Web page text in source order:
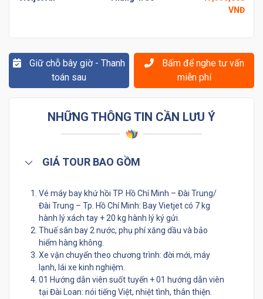
VNĐ
Giữ chỗ bây giờ - Thanh
toán sau
Bấm để nghe tư vấn
miễn phí
NHỮNG THÔNG TIN CẦN LƯU Ý
GIÁ TOUR BAO GỒM
Vé máy bay khứ hồi TP. Hồ Chí Minh – Đài Trung/
Đài Trung – Tp. Hồ Chí Minh: Bay Vietjet có 7 kg
hành lý xách tay + 20 kg hành lý ký gửi.
Thuế sân bay 2 nước, phụ phí xăng dầu và bảo
hiểm hàng không.
Xe vận chuyển theo chương trình: đời mới, máy
lạnh, lái xe kinh nghiệm.
01 Hướng dẫn viên suốt tuyến + 01 hướng dẫn viên
tại Đài Loan: nói tiếng Việt, nhiệt tình, thân thiện.